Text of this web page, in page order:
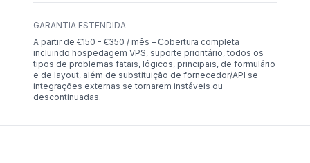
GARANTIA ESTENDIDA
A partir de €150 - €350 / mês – Cobertura completa
incluindo hospedagem VPS, suporte prioritário, todos os
tipos de problemas fatais, lógicos, principais, de formulário
e de layout, além de substituição de fornecedor/API se
integrações externas se tornarem instáveis ou
descontinuadas.